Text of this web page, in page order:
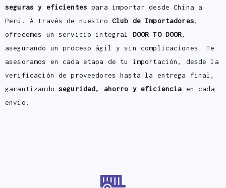
seguras y eficientes para importar desde China a
Perú. A través de nuestro Club de Importadores,
ofrecemos un servicio integral DOOR TO DOOR,
asegurando un proceso ágil y sin complicaciones. Te
asesoramos en cada etapa de tu importación, desde la
verificación de proveedores hasta la entrega final,
garantizando seguridad, ahorro y eficiencia en cada
envío.